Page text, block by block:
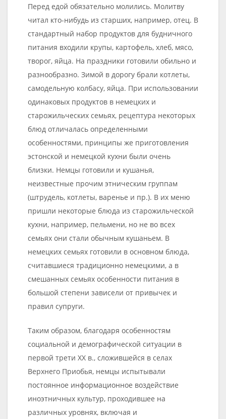
Перед едой обязательно молились. Молитву
читал кто-нибудь из старших, например, отец. В
стандартный набор продуктов для будничного
питания входили крупы, картофель, хлеб, мясо,
творог, яйца. На праздники готовили обильно и
разнообразно. Зимой в дорогу брали котлеты,
самодельную колбасу, яйца. При использовании
одинаковых продуктов в немецких и
старожильческих семьях, рецептура некоторых
блюд отличалась определенными
особенностями, принципы же приготовления
эстонской и немецкой кухни были очень
близки. Немцы готовили и кушанья,
неизвестные прочим этническим группам
(штрудель, котлеты, варенье и пр.). В их меню
пришли некоторые блюда из старожильческой
кухни, например, пельмени, но не во всех
семьях они стали обычным кушаньем. В
немецких семьях готовили в основном блюда,
считавшиеся традиционно немецкими, а в
смешанных семьях особенности питания в
большой степени зависели от привычек и
правил супруги.
Таким образом, благодаря особенностям
социальной и демографической ситуации в
первой трети XX в., сложившейся в селах
Верхнего Приобья, немцы испытывали
постоянное информационное воздействие
иноэтничных культур, проходившее на
различных уровнях, включая и